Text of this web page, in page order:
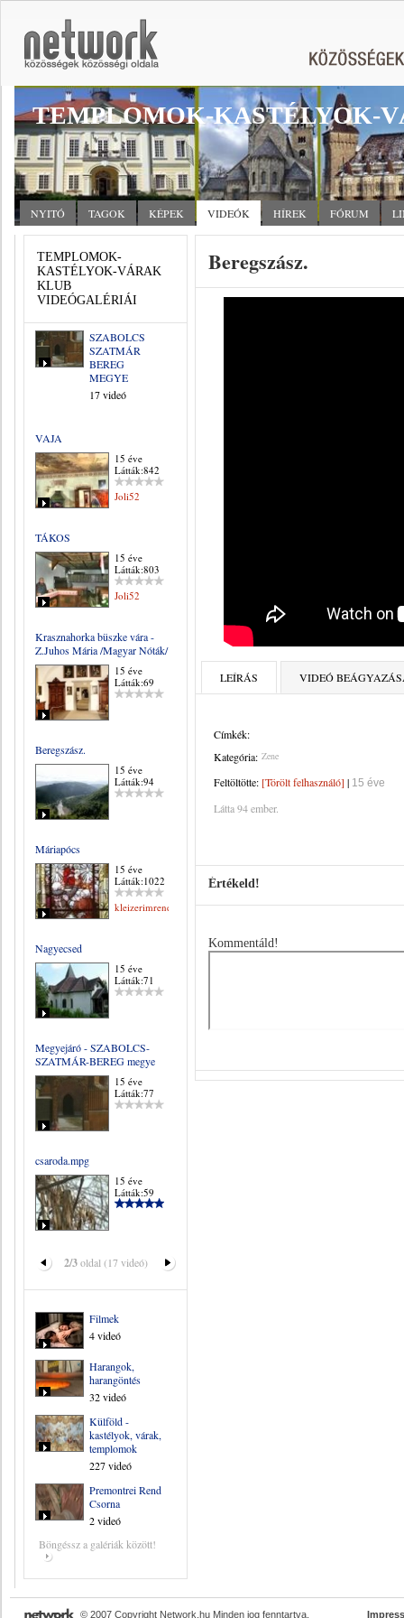
TEMPLOMOK-KASTÉLYOK-
NYITÓ TAGOK KÉPEK VIDEÓK HÍREK FÓRUM
TEMPLOMOK-
KASTÉLYOK-VÁRAK
KLUB
VIDEÓGALÉRIÁI
SZABOLCS
SZATMÁR
BEREG
MEGYE
17 videó
VAJA
15 éve
Látták:842
Joli52
TÁKOS
15 éve
Látták:803
Joli52
Krasznahorka büszke vára -
Z.Juhos Mária /Magyar Nóták/
15 éve
Látták:69
Beregszász.
15 éve
Látták:94
Máriapócs
15 éve
Látták:1022
kleizerimrene
Nagyecsed
15 éve
Látták:71
Megyejáró - SZABOLCS-
SZATMÁR-BEREG megye
15 éve
Látták:77
csaroda.mpg
15 éve
Látták:59
2/3oldal (17 videó)
Filmek
4 videó
Harangok,
harangöntés
32 videó
Külföld -
kastélyok, várak,
templomok
227 videó
Premontrei Rend
Csorna
2 videó
Böngéssz a galériák között!
Beregszász.
LEÍRÁS VIDEÓ
Címkék:
Kategória: Zene
Feltöltötte: [Törölt felhasználó] | 15 éve
Látta 94 ember.
Értékeld!
Kommentáld!
© 2007 Copyright Network.hu Minden jog fenntartva.